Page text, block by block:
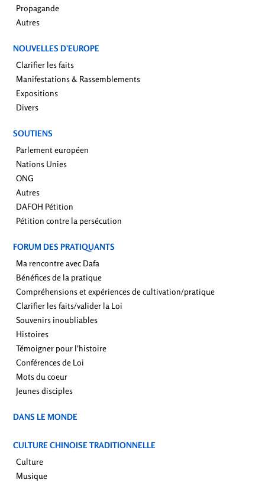
Propagande
Autres
NOUVELLES D’EUROPE
Clarifier les faits
Manifestations & Rassemblements
Expositions
Divers
SOUTIENS
Parlement européen
Nations Unies
ONG
Autres
DAFOH Pétition
Pétition contre la persécution
FORUM DES PRATIQUANTS
Ma rencontre avec Dafa
Bénéfices de la pratique
Compréhensions et expériences de cultivation/pratique
Clarifier les faits/valider la Loi
Souvenirs inoubliables
Histoires
Témoigner pour l'histoire
Conférences de Loi
Mots du coeur
Jeunes disciples
DANS LE MONDE
CULTURE CHINOISE TRADITIONNELLE
Culture
Musique